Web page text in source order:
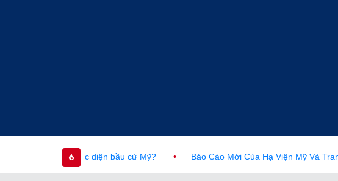
diện bầu cử Mỹ? • Báo Cáo Mới Của Hạ Viện Mỹ Và Tranh Cãi Về Nguồn